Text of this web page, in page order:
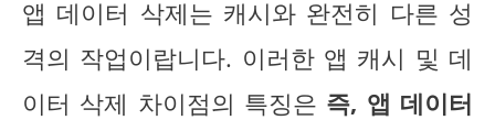
앱 데이터 삭제는 캐시와 완전히 다른 성
격의 작업이랍니다. 이러한 앱 캐시 및 데
이터 삭제 차이점의 특징은 즉, 앱 데이터